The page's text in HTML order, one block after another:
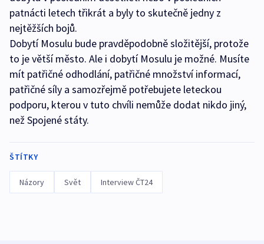
patnácti letech třikrát a byly to skutečně jedny z
nejtěžších bojů.
Dobytí Mosulu bude pravděpodobně složitější, protože
to je větší město. Ale i dobytí Mosulu je možné. Musíte
mít patřičné odhodlání, patřičné množství informací,
patřičné síly a samozřejmě potřebujete leteckou
podporu, kterou v tuto chvíli nemůže dodat nikdo jiný,
než Spojené státy.
ŠTÍTKY
Názory Svět Interview ČT24